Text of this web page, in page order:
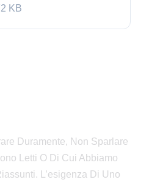
KB
Duramente, Non Sparlare
Letti O Di Cui Abbiamo
L’esigenza Di Uno